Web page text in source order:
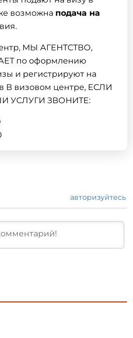
возможна подача на
МЫ АГЕНТСТВО,
по оформлению
и регистрируют на
В визовом центре, ЕСЛИ
УСЛУГИ ЗВОНИТЕ:
авторизуйтесь